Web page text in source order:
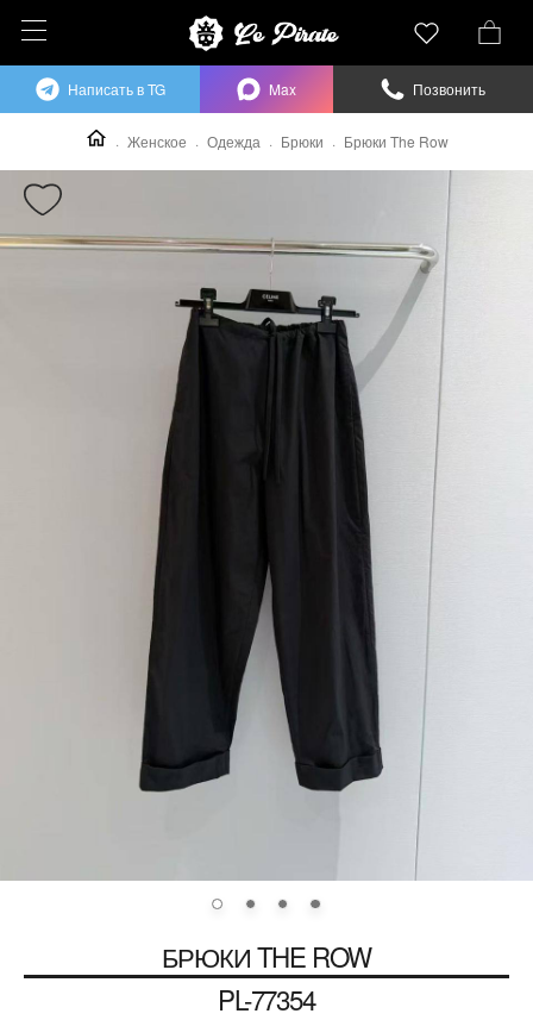
Женское Одежда Брюки Брюки The Row
БРЮКИTHE ROW
PL-77354
Написать в TG Max Позвонить